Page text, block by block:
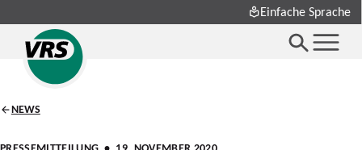
Einfache Sprache
NEWS